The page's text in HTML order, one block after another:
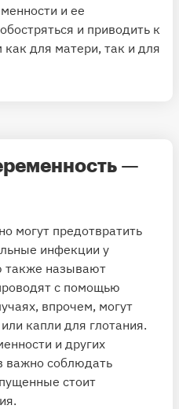
и ее
и приводить к
для матери, так и для
—
могут предотвратить
инфекции у
также называют
с помощью
впрочем, могут
капли для глотания.
и других
важно соблюдать
стоит